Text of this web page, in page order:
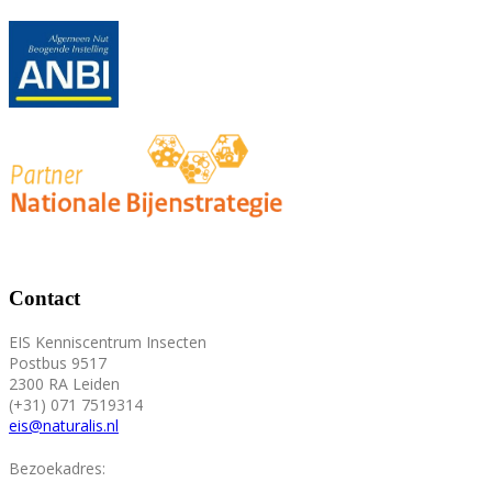
Contact
EIS Kenniscentrum Insecten
Postbus 9517
2300 RA Leiden
(+31) 071 7519314
eis@naturalis.nl
Bezoekadres: